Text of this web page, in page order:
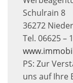
Schulrain 8
36272
Tel. 06625 –
PS: Zur
uns auf Ihre